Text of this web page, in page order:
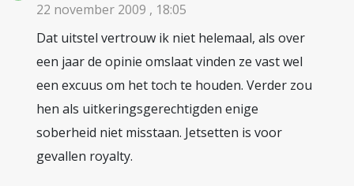
22 november 2009 , 18:05
Dat uitstel vertrouw ik niet helemaal, als over
een jaar de opinie omslaat vinden ze vast wel
een excuus om het toch te houden. Verder zou
hen als uitkeringsgerechtigden enige
soberheid niet misstaan. Jetsetten is voor
gevallen royalty.